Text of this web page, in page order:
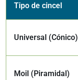
Tipo de cincel
Universal (Cónico)
Moil (Piramidal)